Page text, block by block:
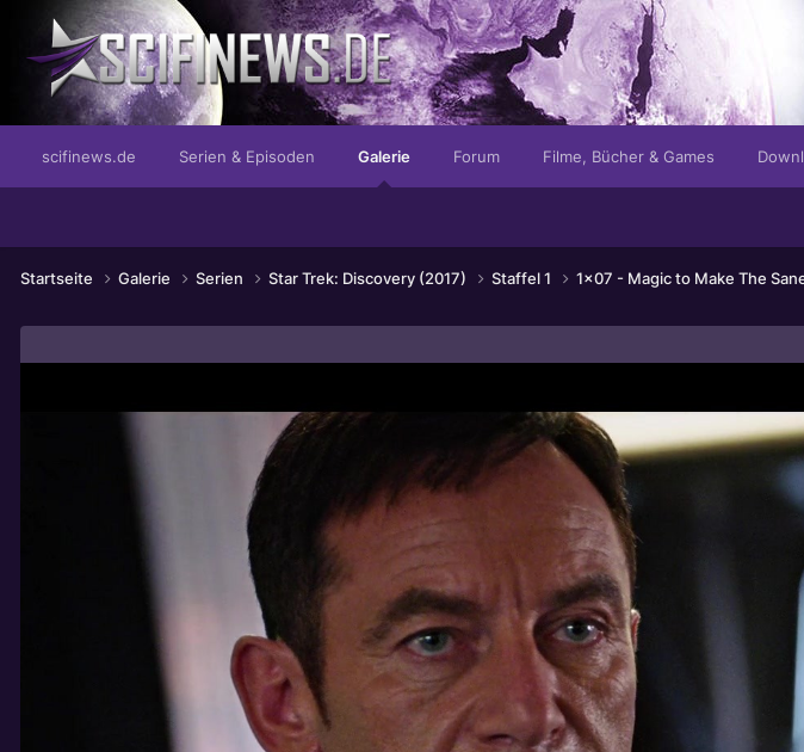
scifinews.de Serien & Episoden Galerie Forum Filme, Bücher & Games
Startseite Galerie Serien Star Trek: Discovery (2017) Staffel 1 1x07 - Magic to Make The